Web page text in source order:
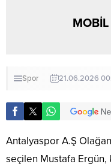
Spor 21.06.2026
Antalyaspor A.Ş
seçilen Mustafa